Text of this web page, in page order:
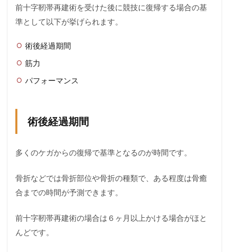
前十字靭帯再建術を受けた後に競技に復帰する場合の基
準として以下が挙げられます。
術後経過期間
筋力
パフォーマンス
術後経過期間
多くのケガからの復帰で基準となるのが時間です。
骨折などでは骨折部位や骨折の種類で、ある程度は骨癒
合までの時間が予測できます。
前十字靭帯再建術の場合は６ヶ月以上かける場合がほと
んどです。